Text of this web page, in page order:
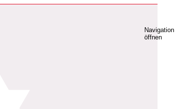
Navigation
öffnen